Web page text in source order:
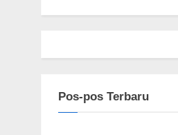
Pos-pos Terbaru